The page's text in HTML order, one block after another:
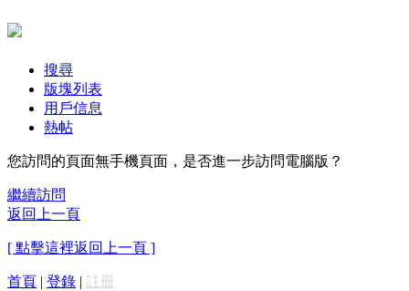
搜尋
版塊列表
用戶信息
熱帖
您訪問的頁面無手機頁面，是否進一步訪問電腦版？
繼續訪問
返回上一頁
[ 點擊這裡返回上一頁 ]
首頁 | 登錄 | 註冊